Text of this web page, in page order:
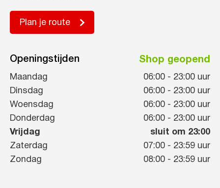
Plan je route
Openingstijden Shop geopend
Maandag 06:00 - 23:00 uur
Dinsdag
06:00 - 23:00 uur
Woensdag
06:00 - 23:00 uur
Donderdag
06:00 - 23:00 uur
Vrijdag
sluit om 23:00
Zaterdag
07:00 - 23:59 uur
Zondag
08:00 - 23:59 uur